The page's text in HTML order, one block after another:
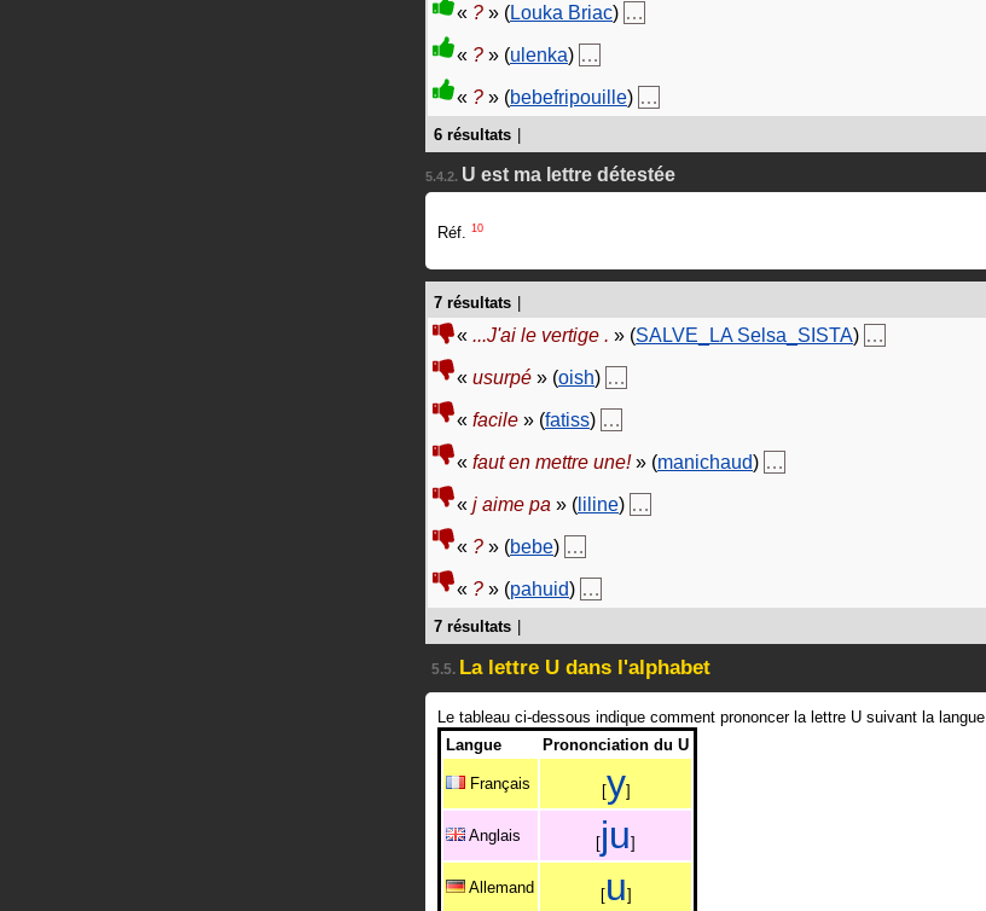
« ? » (Louka Briac) …
« ? » (ulenka) …
« ? » (bebefripouille) …
6 résultats
5.4.2. U est ma lettre détestée
Réf. 10
7 résultats
« ...J'ai le vertige . » (SALVE_LA Selsa_SISTA) …
« usurpé » (oish) …
« facile » (fatiss) …
« faut en mettre une!» (manichaud) …
« j aime pa » ( liline) …
« ? » (bebe) …
« ? » (pahuid) …
7 résultats
5.5. La lettre U dans l'alphabet
Le tableau ci-dessous indique comment prononcer la lettre U suivant la langue
Langue
Prononciation du U
Français [y]
Anglais [ju]
Allemand [u]